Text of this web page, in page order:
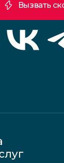
Вызвать